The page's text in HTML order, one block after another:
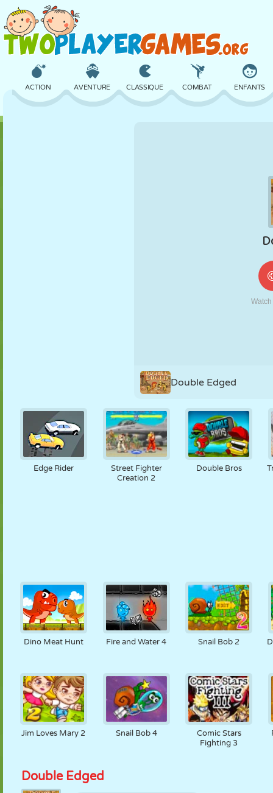
ACTION AVENTURE CLASSIQUE COMBAT ENFANTS
LABYRINTHE
ROBOT
Double Edged
Edge Rider
Street Fighter
Creation 2
Double Bros
Dino Meat Hunt Fire and Water 4 Snail Bob 2
Jim Loves Mary 2 Snail Bob 4
Comic Stars
Fighting 3
Double Edged